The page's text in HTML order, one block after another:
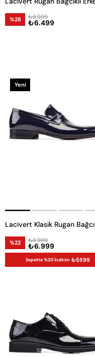
%28 ₺6.499
₺8.999
%22 ₺6.999
₺8.999
Yeni
Sepette %20 İndirim ₺5599